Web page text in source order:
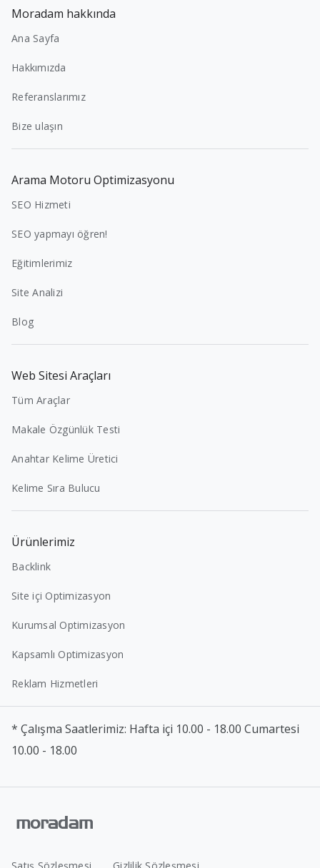
Moradam hakkında
Ana Sayfa
Hakkımızda
Referanslarımız
Bize ulaşın
Arama Motoru Optimizasyonu
SEO Hizmeti
SEO yapmayı öğren!
Eğitimlerimiz
Site Analizi
Blog
Web Sitesi Araçları
Tüm Araçlar
Makale Özgünlük Testi
Anahtar Kelime Üretici
Kelime Sıra Bulucu
Ürünlerimiz
Backlink
Site içi Optimizasyon
Kurumsal Optimizasyon
Kapsamlı Optimizasyon
Reklam Hizmetleri
* Çalışma Saatlerimiz: Hafta içi 10.00 - 18.00 Cumartesi
10.00 - 18.00